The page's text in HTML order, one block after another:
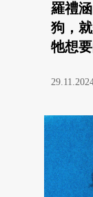
羅禮
狗，
牠想要